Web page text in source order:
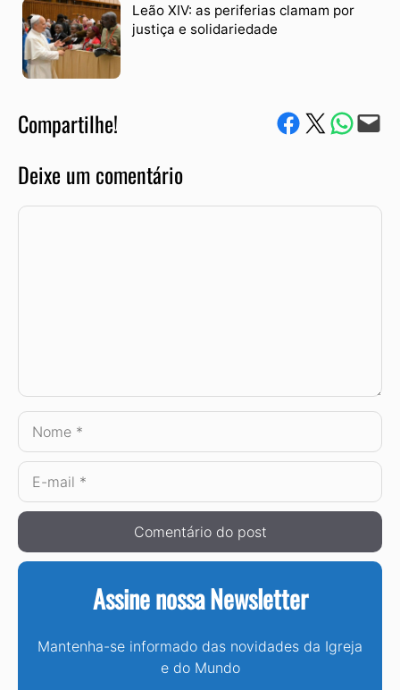
Leão XIV: as periferias clamam por
justiça e solidariedade
Compartilhe! Compartilhe no Facebook
Compartilhe no Twitter
Compartile via
Envie via e-mail
Deixe um comentário
Comentário
Nome
E-
mail
Assine nossa Newsletter
Mantenha-se informado das novidades da Igreja
e do Mundo